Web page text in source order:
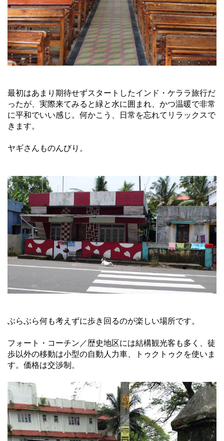
最初はあまり期待せずスタートしたインド・ケララ旅行だ
ったが、実際来てみると緑と水に囲まれ、かつ温暖で非常
に平和でいい感じ。何かこう、日常を忘れてリラックスで
きます。
ヤギさんものんびり。
ぶらぶら何も考えずに歩き回るのが楽しい場所です。
フォート・コーチン／歴史地区には結構観光客も多く、徒
歩以外の移動は小型の自動人力車、トゥクトゥクを使いま
す。価格は交渉制。